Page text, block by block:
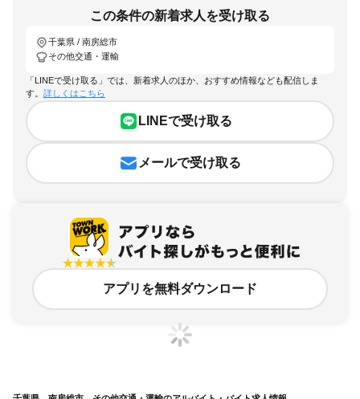
この条件の新着求人を受け取る
千葉県 / 南房総市
その他交通・運輸
「LINEで受け取る」では、新着求人のほか、おすすめ情報なども配信しま
す。 詳しくはこちら
LINEで受け取る
メールで受け取る
アプリを無料ダウンロード